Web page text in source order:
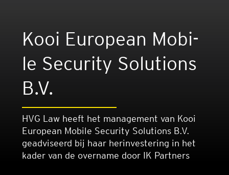
Kooi Euro­pean Mobi­
le Secu­ri­ty Solu­ti­ons
B.V.
HVG Law heeft het management van Kooi
European Mobile Security Solutions B.V.
geadviseerd bij haar herinvestering in het
kader van de overname door IK Partners